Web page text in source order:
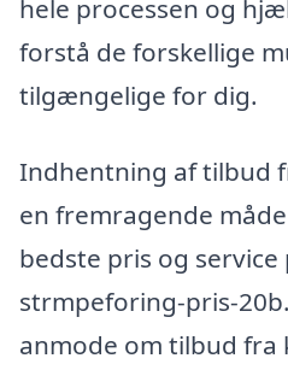
hele processen og
forstå de forskellige
tilgængelige for dig.
Indhentning af tilbud
en fremragende
bedste pris og service
strmpeforing-pris-
anmode om tilbud fra